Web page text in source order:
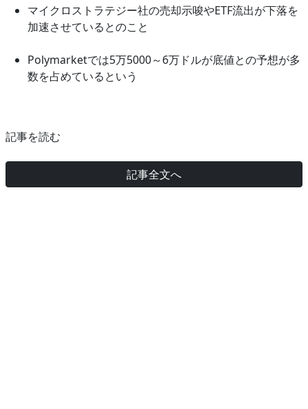
マイクロストラテジー社の売却示唆やETF流出が下落を
加速させているとのこと
Polymarketでは5万5000～6万ドルが底値との予想が多
数を占めているという
記事を読む
記事全文へ